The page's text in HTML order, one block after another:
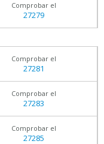
Comprobar el
27279
Comprobar el
27281
Comprobar el
27283
Comprobar el
27285